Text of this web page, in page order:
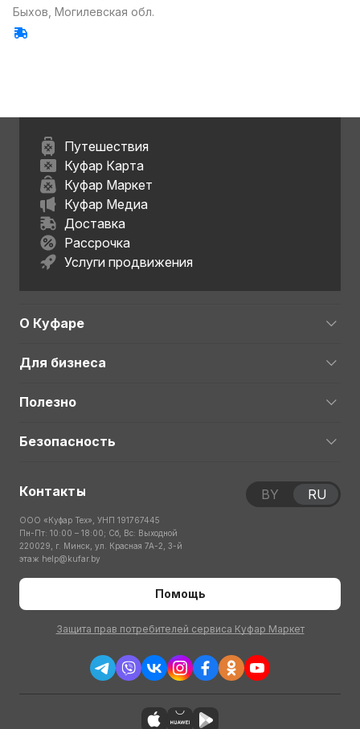
Быхов, Могилевская обл.
Путешествия
Куфар Карта
Куфар Маркет
Куфар Медиа
Доставка
Рассрочка
Услуги продвижения
О Куфаре
Для бизнеса
Полезно
Безопасность
Контакты
ООО «Куфар Тех», УНП 191767445
Пн-Пт: 10:00 – 18:00; Сб, Вс: Выходной
220029, г. Минск, ул. Красная 7А-2, 3-й
этаж help@kufar.by
Помощь
Защита прав потребителей сервиса Куфар Маркет
BY RU